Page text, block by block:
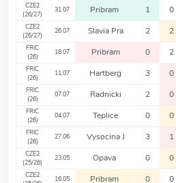
CZE2
(26/27)
31.07 Pribram 1 0
CZE2
(26/27)
26.07 Slavia Pra 2 2
FRIC
(26)
18.07 Pribram 0 2
FRIC
(26)
11.07 Hartberg 3 0
FRIC
(26)
07.07 Radnicki 2 0
FRIC
(26)
04.07 Teplice 0 0
FRIC
(26)
27.06 Vysocina J 3 1
CZE2
(25/26)
23.05 Opava 0 0
CZE2
16.05 Pribram 0 0